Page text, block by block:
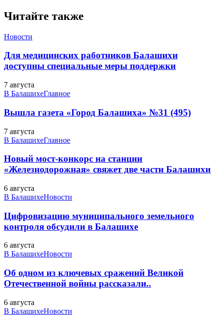
Читайте также
Новости
Для медицинских работников Балашихи
доступны специальные меры поддержки
7 августа
В БалашихеГлавное
Вышла газета «Город Балашиха» №31 (495)
7 августа
В БалашихеГлавное
Новый мост-конкорс на станции
«Железнодорожная» свяжет две части Балашихи
6 августа
В БалашихеНовости
Цифровизацию муниципального земельного
контроля обсудили в Балашихе
6 августа
В БалашихеНовости
Об одном из ключевых сражений Великой
Отечественной войны рассказали..
6 августа
В БалашихеНовости